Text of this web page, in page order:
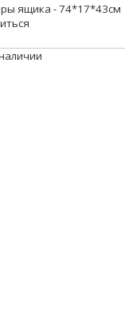
ящика - 74*17*43см